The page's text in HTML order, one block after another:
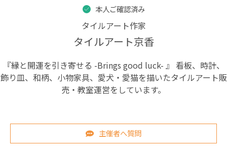
本人ご確認済み
タイルアート作家
タイルアート京香
『縁と開運を引き寄せる -Brings good luck- 』 看板、時計、
飾り皿、和柄、小物家具、愛犬・愛猫を描いたタイルアート販
売・教室運営をしています。
主催者へ質問